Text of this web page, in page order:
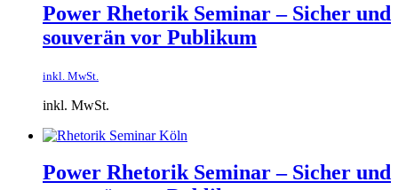
Power Rhetorik Seminar – Sicher und
souverän vor Publikum
inkl. MwSt.
inkl. MwSt.
Power Rhetorik Seminar – Sicher und